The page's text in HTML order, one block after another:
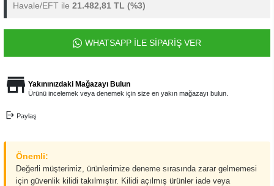
Havale/EFT ile 21.482,81 TL (%3)
WHATSAPP İLE SİPARİŞ VER
Yakınınızdaki Mağazayı Bulun
Ürünü incelemek veya denemek için size en yakın mağazayı bulun.
Paylaş
Önemli:
Değerli müşterimiz, ürünlerimize deneme sırasında zarar gelmemesi
için güvenlik kilidi takılmıştır. Kilidi açılmış ürünler iade veya